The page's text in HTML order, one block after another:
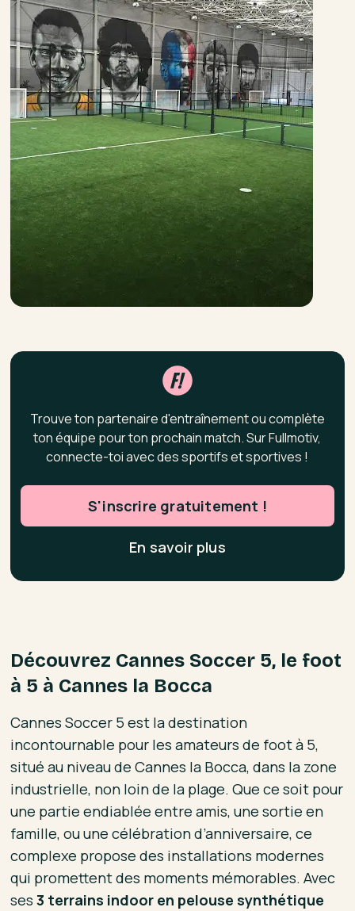
Découvrez Cannes Soccer 5, le foot
à 5 à Cannes la Bocca
Cannes Soccer 5 est la destination
incontournable pour les amateurs de foot à 5,
situé au niveau de Cannes la Bocca, dans la zone
industrielle, non loin de la plage. Que ce soit pour
une partie endiablée entre amis, une sortie en
famille, ou une célébration d’anniversaire, ce
complexe propose des installations modernes
qui promettent des moments mémorables. Avec
ses3 terrains indoor en pelouse synthétique
Trouve ton partenaire d'entraînement ou complète
ton équipe pour ton prochain match. Sur Fullmotiv,
connecte-toi avec des sportifs et sportives !
S'inscrire gratuitement !
En savoir plus